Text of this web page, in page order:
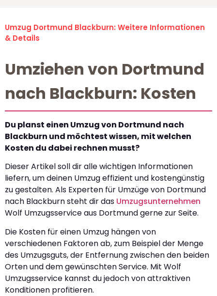
Umzug Dortmund Blackburn: Weitere Informationen
& Details
Umziehen von Dortmund
nach Blackburn: Kosten
Du planst einen Umzug von Dortmund nach
Blackburn und möchtest wissen, mit welchen
Kosten du dabei rechnen musst?
Dieser Artikel soll dir alle wichtigen Informationen
liefern, um deinen Umzug effizient und kostengünstig
zu gestalten. Als Experten für Umzüge von Dortmund
nach Blackburn steht dir das Umzugsunternehmen
Wolf Umzugsservice aus Dortmund gerne zur Seite.
Die Kosten für einen Umzug hängen von
verschiedenen Faktoren ab, zum Beispiel der Menge
des Umzugsguts, der Entfernung zwischen den beiden
Orten und dem gewünschten Service. Mit Wolf
Umzugsservice kannst du jedoch von attraktiven
Konditionen profitieren.